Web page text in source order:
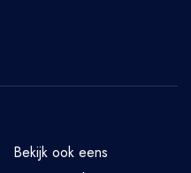
Bekijk ook eens